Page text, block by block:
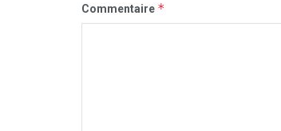
Commentaire *